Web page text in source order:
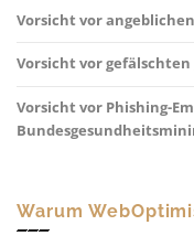
Vorsicht vor
Vorsicht vor gefälschten
Vorsicht vor Phishing-
Warum